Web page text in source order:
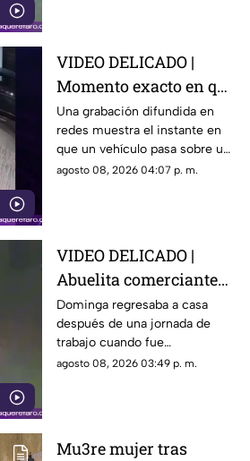
VIDEO DELICADO |
Momento exacto en que
camioneta atropella a
un perro y conductor
escapa
Una grabación difundida en
redes muestra el instante en
que un vehículo pasa sobre un
perro y continúa su camino sin
agosto 08, 2026 04:07 p. m.
VIDEO DELICADO |
Abuelita comerciante
es as3sin4da en Puebla
por 90 pesos
Dominga regresaba a casa
después de una jornada de
trabajo cuando fue
interceptada por un hombre
agosto 08, 2026 03:49 p. m.
Mu3re mujer tras